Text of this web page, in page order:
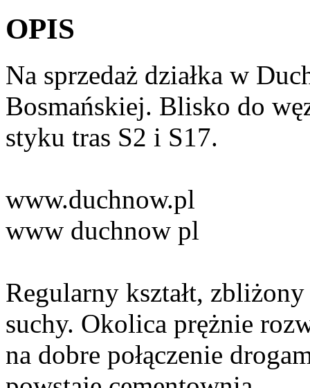
OPIS
Na sprzedaż działka w
Bosmańskiej. Blisko do
styku tras S2 i S17.
www.duchnow.pl
www duchnow pl
Regularny kształt,
suchy. Okolica prężnie
na dobre połączenie